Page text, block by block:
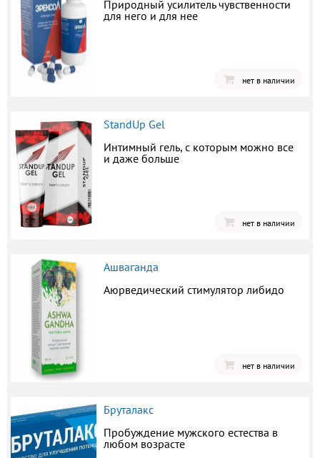
Природный усилитель чувственности
для него и для нее
нет в наличии
StandUp Gel
Интимный гель, с которым можно все
и даже больше
нет в наличии
Ашваганда
Аюрведический стимулятор либидо
нет в наличии
Бруталакс
Пробуждение мужского естества в
любом возрасте